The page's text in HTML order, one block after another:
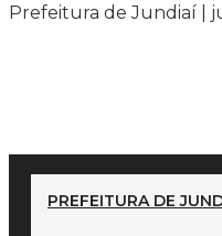
Prefeitura de Jundiaí |
PREFEITURA DE